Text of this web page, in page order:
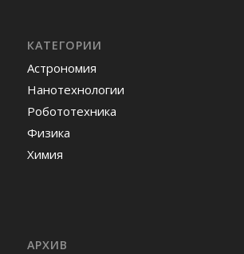
КАТЕГОРИИ
Астрономия
Нанотехнологии
Робототехника
Физика
Химия
АРХИВ